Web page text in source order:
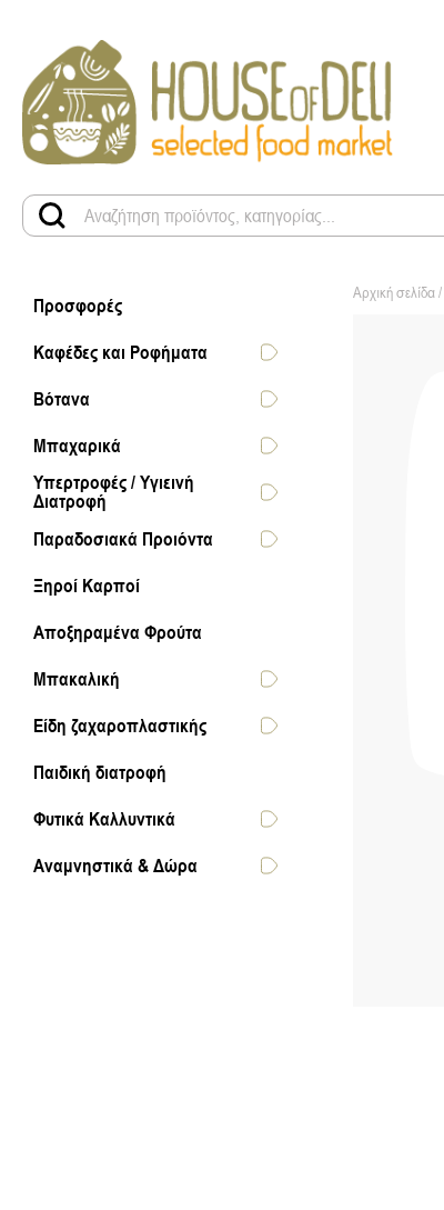
Προσφορές
Καφέδες και Ροφήματα
Βότανα
Μπαχαρικά
Υπερτροφές / Υγιεινή
Διατροφή
Παραδοσιακά Προιόντα
Ξηροί Καρποί
Αποξηραμένα Φρούτα
Μπακαλική
Είδη ζαχαροπλαστικής
Παιδική διατροφή
Φυτικά Καλλυντικά
Αναμνηστικά & Δώρα
Αρχική σελίδα/